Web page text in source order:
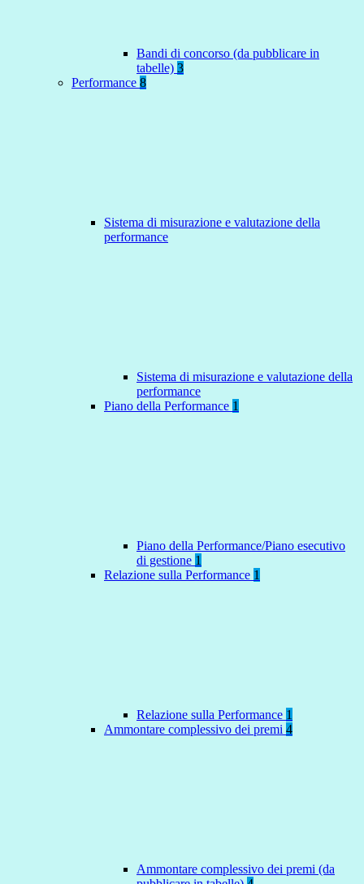
Bandi di concorso (da pubblicare in
tabelle) 3
Performance 8
Sistema di misurazione e valutazione della
performance
Sistema di misurazione e valutazione della
performance
Piano della Performance 1
Piano della Performance/Piano esecutivo
di gestione 1
Relazione sulla Performance 1
Relazione sulla Performance 1
Ammontare complessivo dei premi 4
Ammontare complessivo dei premi (da